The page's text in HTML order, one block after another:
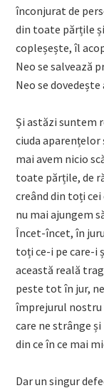
înconjurat de
din toate părțile
copleșește, îl
Neo se salvează
Neo se
Și astăzi suntem
ciuda aparențelor
mai avem nicio
toate părțile, de
creând din toți
nu mai ajungem
Încet-încet, în
toți ce-i pe care-i
această reală
peste tot în jur,
împrejurul nostru
care ne strânge
din ce în ce mai
Dar un singur